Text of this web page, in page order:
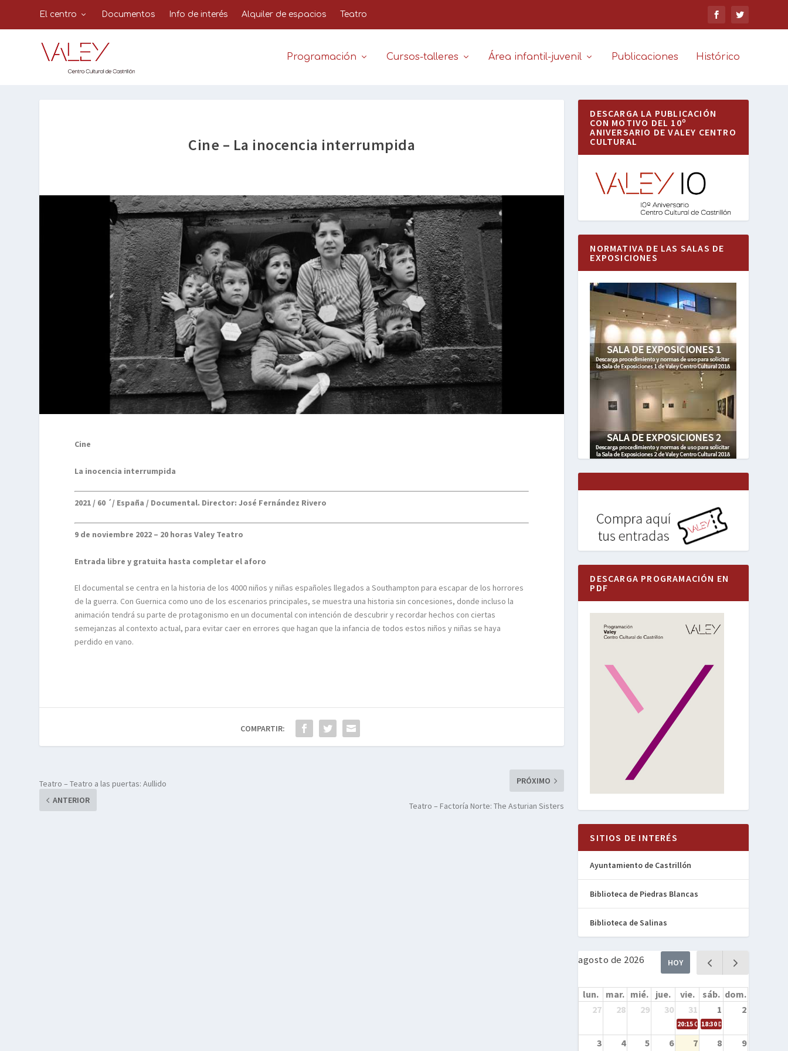
El centro Documentos Info de interés Alquiler de espacios Teatro
Programación Cursos-talleres Área infantil-juvenil Publicaciones Histórico
Cine – La inocencia interrumpida
Cine
La inocencia interrumpida
2021 / 60 ´/ España / Documental. Director: José Fernández Rivero
9 de noviembre 2022 – 20 horas Valey Teatro
Entrada libre y gratuita hasta completar el aforo
El documental se centra en la historia de los 4000 niños y niñas españoles llegados a Southampton para escapar de los horrores
de la guerra. Con Guernica como uno de los escenarios principales, se muestra una historia sin concesiones, donde incluso la
animación tendrá su parte de protagonismo en un documental con intención de descubrir y recordar hechos con ciertas
semejanzas al contexto actual, para evitar caer en errores que hagan que la infancia de todos estos niños y niñas se haya
perdido en vano.
COMPARTIR:
Teatro – Teatro a las puertas: Aullido
ANTERIOR
PRÓXIMO
Teatro – Factoría Norte: The Asturian Sisters
DESCARGA LA PUBLICACIÓN
CON MOTIVO DEL 10º
ANIVERSARIO DE VALEY CENTRO
CULTURAL
NORMATIVA DE LAS SALAS DE
EXPOSICIONES
DESCARGA PROGRAMACIÓN EN
PDF
SITIOS DE INTERÉS
Ayuntamiento de Castrillón
Biblioteca de Piedras Blancas
Biblioteca de Salinas
agosto de 2026 HOY
lun. mar. mié. jue. vie. sáb. dom.
27
28 29 30 31 1 2
20:15Cine en la calle – Cómo
18:30Danza – Cita en el
3 4 5 6 7 8 9